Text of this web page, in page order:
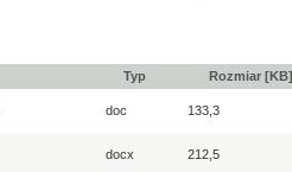
Typ Rozmiar [KB]
doc 133,3
docx 212,5